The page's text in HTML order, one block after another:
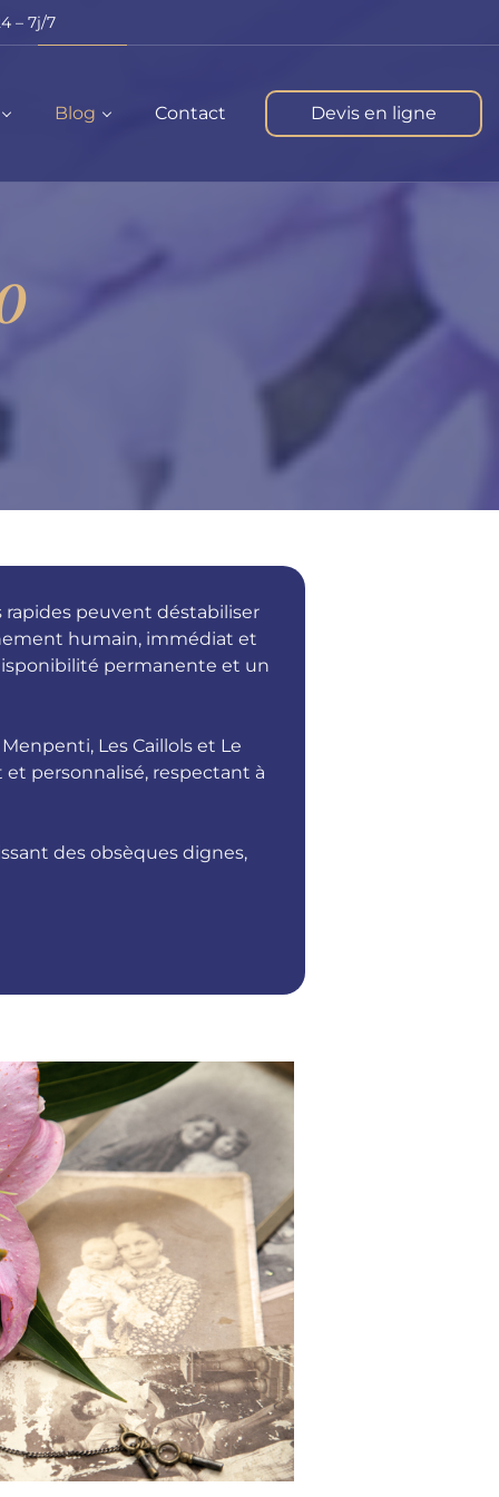
– 7j/7
Blog Contact Devis en ligne
rapides peuvent déstabiliser
humain, immédiat et
permanente et un
Les Caillols et Le
personnalisé, respectant à
des obsèques dignes,